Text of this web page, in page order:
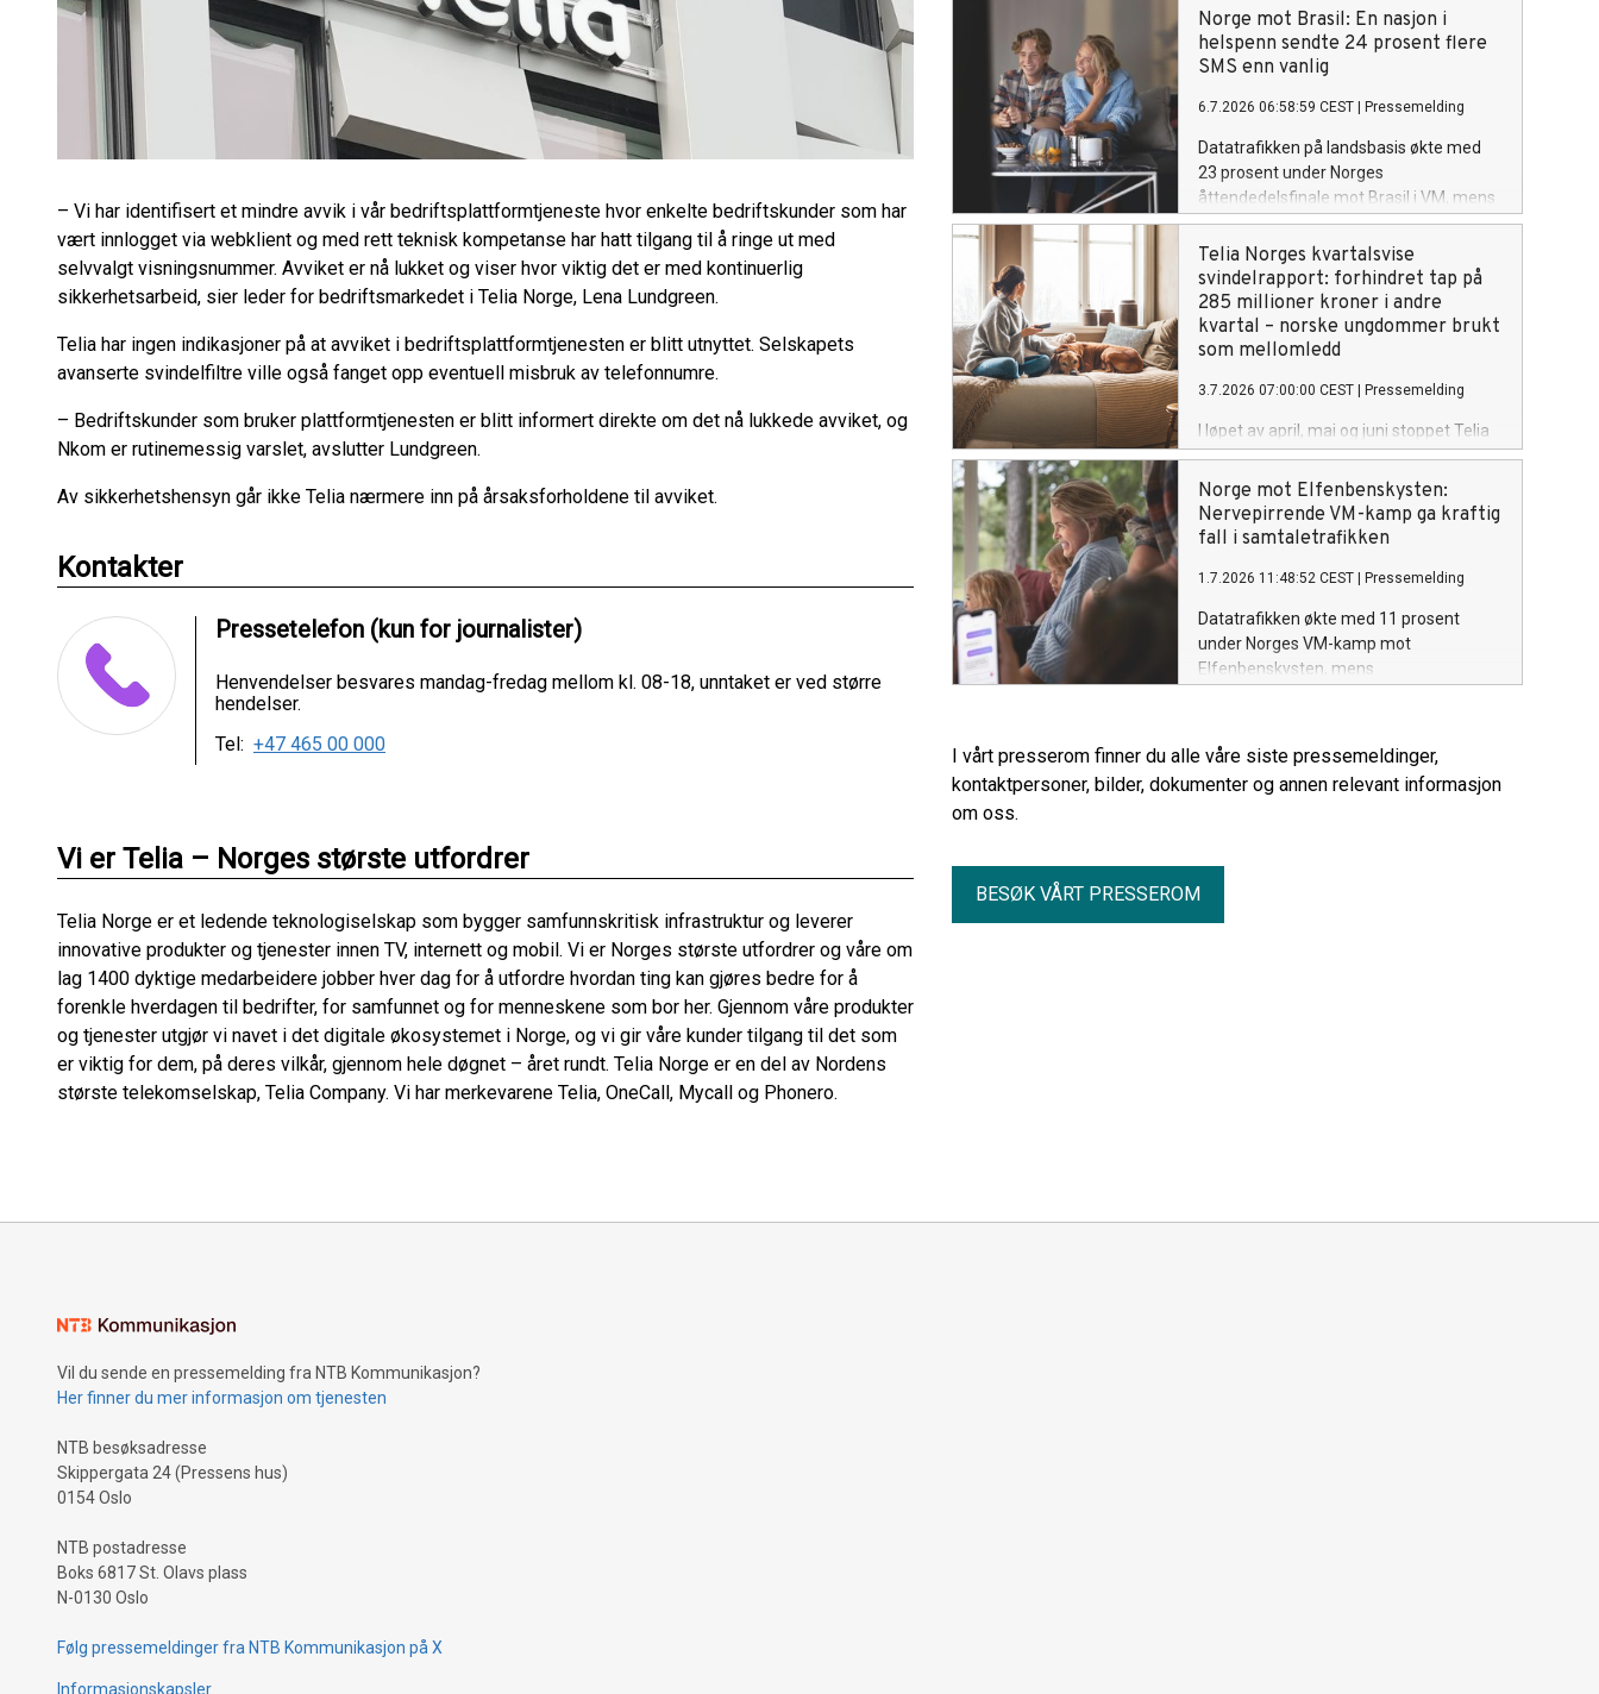
– Vi har identifisert et mindre avvik i vår bedriftsplattformtjeneste hvor enkelte bedriftskunder som har
vært innlogget via webklient og med rett teknisk kompetanse har hatt tilgang til å ringe ut med
selvvalgt visningsnummer. Avviket er nå lukket og viser hvor viktig det er med kontinuerlig
sikkerhetsarbeid, sier leder for bedriftsmarkedet i Telia Norge, Lena Lundgreen.
Telia har ingen indikasjoner på at avviket i bedriftsplattformtjenesten er blitt utnyttet. Selskapets
avanserte svindelfiltre ville også fanget opp eventuell misbruk av telefonnumre.
– Bedriftskunder som bruker plattformtjenesten er blitt informert direkte om det nå lukkede avviket, og
Nkom er rutinemessig varslet, avslutter Lundgreen.
Av sikkerhetshensyn går ikke Telia nærmere inn på årsaksforholdene til avviket.
Kontakter
Pressetelefon (kun for journalister)
Henvendelser besvares mandag-fredag mellom kl. 08-18, unntaket er ved større
hendelser.
Tel: +47 465 00 000
Vi er Telia – Norges største utfordrer
Telia Norge er et ledende teknologiselskap som bygger samfunnskritisk infrastruktur og leverer
innovative produkter og tjenester innen TV, internett og mobil. Vi er Norges største utfordrer og våre om
lag 1400 dyktige medarbeidere jobber hver dag for å utfordre hvordan ting kan gjøres bedre for å
forenkle hverdagen til bedrifter, for samfunnet og for menneskene som bor her. Gjennom våre produkter
og tjenester utgjør vi navet i det digitale økosystemet i Norge, og vi gir våre kunder tilgang til det som
er viktig for dem, på deres vilkår, gjennom hele døgnet – året rundt. Telia Norge er en del av Nordens
største telekomselskap, Telia Company. Vi har merkevarene Telia, OneCall, Mycall og Phonero.
kvartfinalekamp mot England i Miami
lørdag kveld. Sammenlignet med forrige
lørdag økte datatrafikken med 26
hele 70 prosent. Økningen var spesielt
stor i Oslo sentrum.
Norge mot Brasil: En nasjon i
helspenn sendte 24 prosent flere
SMS enn vanlig
6.7.2026 06:58:59 CEST Pressemelding
Datatrafikken på landsbasis økte med
23 prosent under Norges
åttendedelsfinale mot Brasil i VM, mens
SMS økte med 24 prosent. På
Slottsplassen sørget folkemengden
som feiret seieren for en økning i
databruk på 10 000 prosent.
Telia Norges kvartalsvise
svindelrapport: forhindret tap på
285 millioner kroner i andre
kvartal – norske ungdommer brukt
som mellomledd
3.7.2026 07:00:00 CEST Pressemelding
I løpet av april, mai og juni stoppet Telia
over ni millioner svindelforsøk fra å nå
norske mobilkunder. Det tilsvarer et
forhindret tap på rundt 285 millioner
kroner.
Norge mot Elfenbenskysten:
Nervepirrende VM-kamp ga kraftig
fall i samtaletrafikken
1.7.2026 11:48:52 CEST Pressemelding
Datatrafikken økte med 11 prosent
under Norges VM-kamp mot
Elfenbenskysten, mens
I vårt presserom finner du alle våre siste pressemeldinger,
kontaktpersoner, bilder, dokumenter og annen relevant informasjon
om oss.
BESØK VÅRT PRESSEROM
Vil du sende en pressemelding fra NTB Kommunikasjon?
Her finner du mer informasjon om tjenesten
NTB besøksadresse
Skippergata 24 (Pressens hus)
0154 Oslo
NTB postadresse
Boks 6817 St. Olavs plass
N-0130 Oslo
Følg pressemeldinger fra NTB Kommunikasjon på X
Informasjonskapsler